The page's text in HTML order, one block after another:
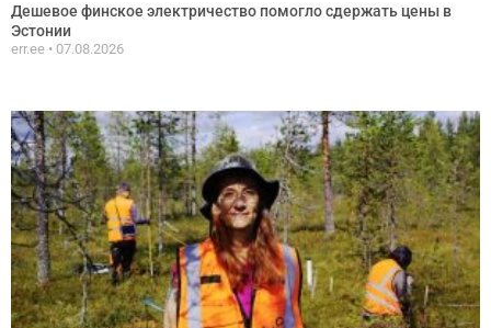
Дешевое финское электричество помогло сдержать цены в
Эстонии
err.ee 07.08.2026